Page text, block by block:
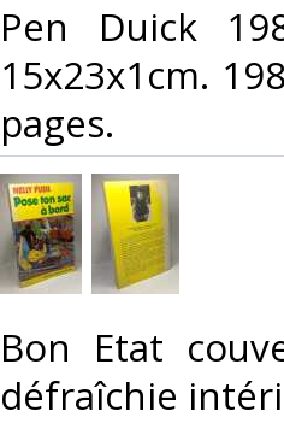
‎Pen Duick
15x23x1cm.
pages.‎
‎Bon Etat
défraîchie